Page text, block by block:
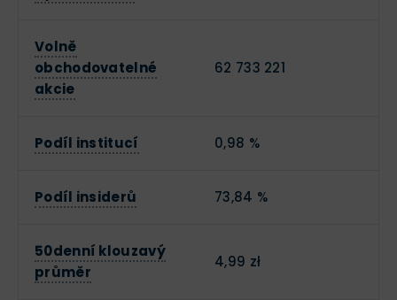
Volně
obchodovatelné
akcie
62 733 221
Podíl institucí 0,98 %
Podíl insiderů 73,84 %
50denní klouzavý
průměr
4,99 zł